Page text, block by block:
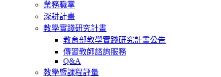
業務職掌
深耕計畫
教學實踐研究計畫
教育部教學實踐研究計畫公告
傳習教師諮詢服務
Q&A
教學暨課程評量